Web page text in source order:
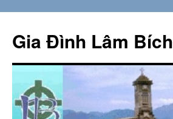
content
Gia Đình Lâm Bích